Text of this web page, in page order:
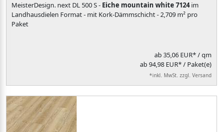
MeisterDesign. next DL 500 S - Eiche mountain white 7124 im
Landhausdielen Format - mit Kork-Dämmschicht - 2,709 m² pro
Paket
ab35,06 EUR*/ qm
ab 94,98 EUR* / Paket(e)
*inkl. MwSt. zzgl. Versand